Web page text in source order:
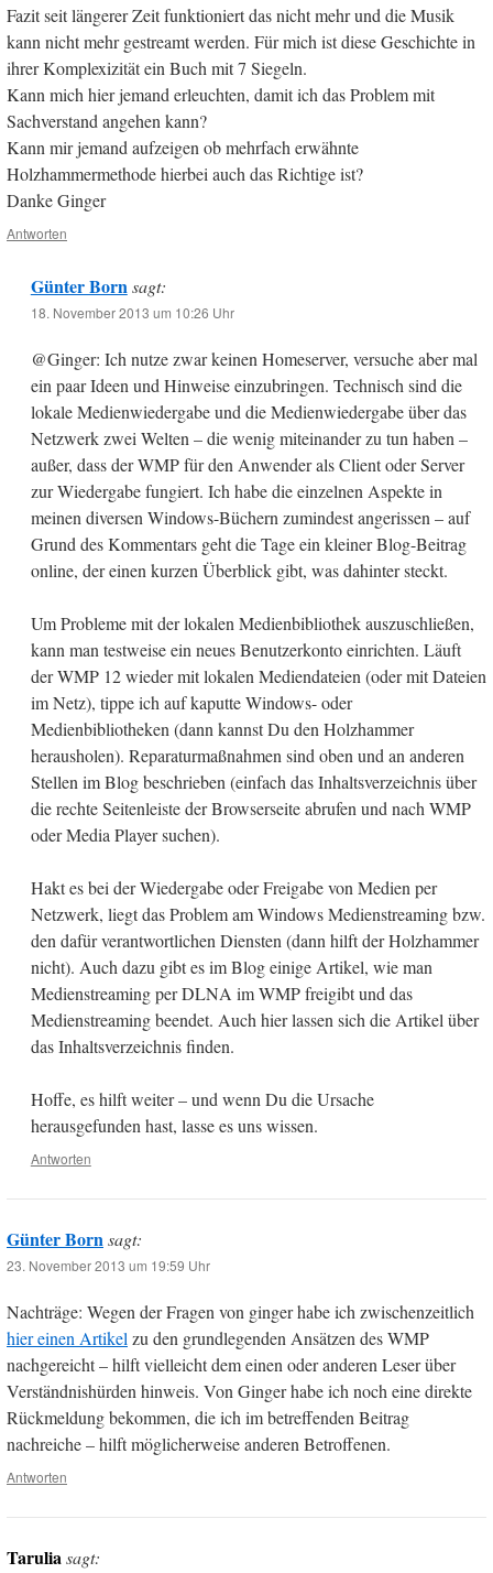
Fazit seit längerer Zeit funktioniert das nicht mehr und die Musik
kann nicht mehr gestreamt werden. Für mich ist diese Geschichte in
ihrer Komplexizität ein Buch mit 7 Siegeln.
Kann mich hier jemand erleuchten, damit ich das Problem mit
Sachverstand angehen kann?
Kann mir jemand aufzeigen ob mehrfach erwähnte
Holzhammermethode hierbei auch das Richtige ist?
Danke Ginger
Antworten
Günter Born sagt:
18. November 2013 um 10:26 Uhr
@Ginger: Ich nutze zwar keinen Homeserver, versuche aber mal
ein paar Ideen und Hinweise einzubringen. Technisch sind die
lokale Medienwiedergabe und die Medienwiedergabe über das
Netzwerk zwei Welten – die wenig miteinander zu tun haben –
außer, dass der WMP für den Anwender als Client oder Server
zur Wiedergabe fungiert. Ich habe die einzelnen Aspekte in
meinen diversen Windows-Büchern zumindest angerissen – auf
Grund des Kommentars geht die Tage ein kleiner Blog-Beitrag
online, der einen kurzen Überblick gibt, was dahinter steckt.
Um Probleme mit der lokalen Medienbibliothek auszuschließen,
kann man testweise ein neues Benutzerkonto einrichten. Läuft
der WMP 12 wieder mit lokalen Mediendateien (oder mit Dateien
im Netz), tippe ich auf kaputte Windows- oder
Medienbibliotheken (dann kannst Du den Holzhammer
herausholen). Reparaturmaßnahmen sind oben und an anderen
Stellen im Blog beschrieben (einfach das Inhaltsverzeichnis über
die rechte Seitenleiste der Browserseite abrufen und nach WMP
oder Media Player suchen).
Hakt es bei der Wiedergabe oder Freigabe von Medien per
Netzwerk, liegt das Problem am Windows Medienstreaming bzw.
den dafür verantwortlichen Diensten (dann hilft der Holzhammer
nicht). Auch dazu gibt es im Blog einige Artikel, wie man
Medienstreaming per DLNA im WMP freigibt und das
Medienstreaming beendet. Auch hier lassen sich die Artikel über
das Inhaltsverzeichnis finden.
Hoffe, es hilft weiter – und wenn Du die Ursache
herausgefunden hast, lasse es uns wissen.
Antworten
Günter Bornsagt:
23. November 2013 um 19:59 Uhr
Nachträge: Wegen der Fragen von ginger habe ich zwischenzeitlich
hier einen Artikelzu den grundlegenden Ansätzen des WMP
nachgereicht – hilft vielleicht dem einen oder anderen Leser über
Verständnishürden hinweis. Von Ginger habe ich noch eine direkte
Rückmeldung bekommen, die ich im betreffenden Beitrag
nachreiche – hilft möglicherweise anderen Betroffenen.
Antworten
Taruliasagt: